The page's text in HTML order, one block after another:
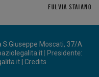
FULVIA STAIANO
S.Giuseppe Moscati, 37/A
| Presidente:
Credits